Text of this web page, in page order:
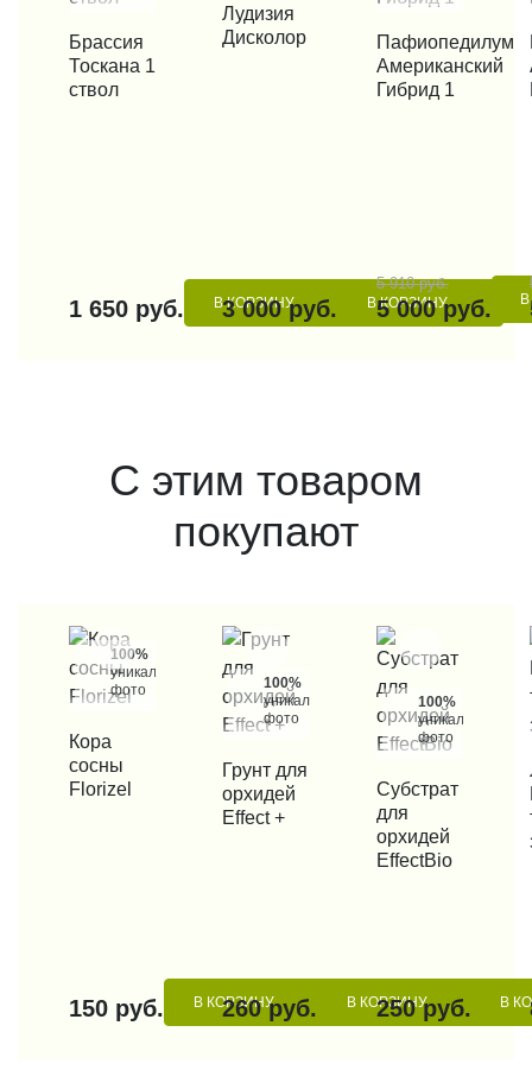
КУПИТЬ В 1 КЛИК
Брассия
Тоскана 1
ствол
1 650 руб. В КОРЗИНУ
КУПИТЬ В 1 КЛИК
Лудизия
Дисколор
3 000 руб. В КОРЗИНУ
КУПИТЬ В 1 КЛИК
Пафиопедилум
Американский
Гибрид 1
5 910 руб.
5 000 руб.
С этим товаром
покупают
100%
уникальные
фото
КУПИТЬ В 1 КЛИК
Кора
сосны
Florizel
150 руб. В КОРЗИНУ
100%
уникальные
фото
КУПИТЬ В 1 КЛИК
Грунт для
орхидей
Effect +
260 руб. В КОРЗИНУ
100%
уникальные
фото
КУПИТЬ В 1 КЛИК
Субстрат
для
орхидей
EffectBio
250 руб. В